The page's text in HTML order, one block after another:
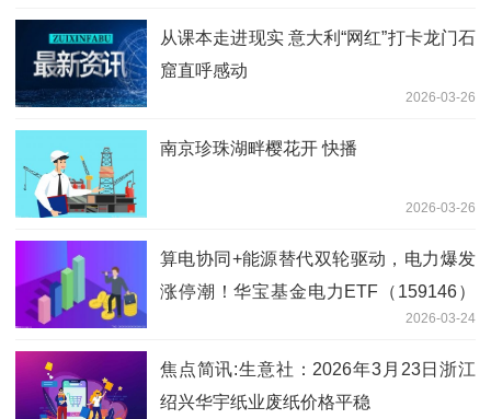
从课本走进现实 意大利“网红”打卡龙门石
窟直呼感动
2026-03-26
南京珍珠湖畔樱花开 快播
2026-03-26
算电协同+能源替代双轮驱动，电力爆发
涨停潮！华宝基金电力ETF（159146）
大涨近4%，资金连续抢筹！-每日观察
2026-03-24
焦点简讯:生意社：2026年3月23日浙江
绍兴华宇纸业废纸价格平稳